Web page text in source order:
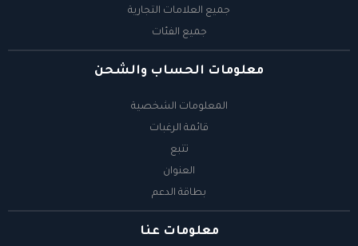
جميع العلامات التجارية
جميع الفئات
معلومات الحساب والشحن
المعلومات الشخصية
قائمة الرغبات
تتبع
العنوان
بطاقة الدعم
معلومات عنا